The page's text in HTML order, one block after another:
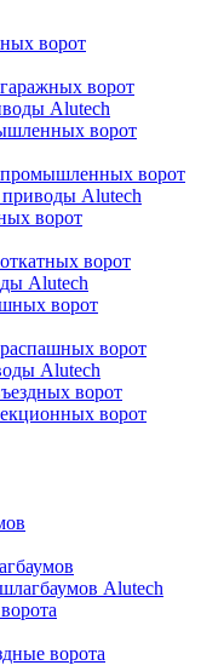
ворот
ворот
Alutech
ворот
ворот
Alutech
ворот
ворот
Alutech
ворот
ворот
Alutech
ворот
ворот
Alutech
ворота